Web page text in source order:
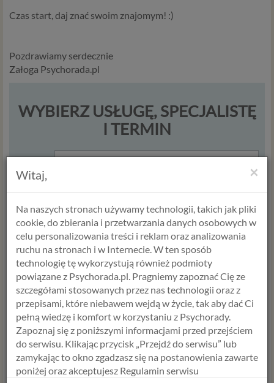
Czas start, daj znać swoim znajomym! :)
Pozdrawiamy serdecznie
Załoga Psychorada.pl
WYBIERZ USŁUGĘ, SPECJALISTĘ
I TERMIN
USŁUGA
ANETA STYŃSKA
Psycholog
Psychoterapeuta
Terapeuta par
Diagnostyka
Trener żywienia
Umów termin
ANNA JABŁOŃSKA
Psycholog
Seksuolog
Psycholog dziecięcy
Terapeuta
środowiskowy
Umów termin
×
Witaj,
Na naszych stronach używamy technologii, takich jak pliki
cookie, do zbierania i przetwarzania danych osobowych w
celu personalizowania treści i reklam oraz analizowania
ruchu na stronach i w Internecie. W ten sposób
technologię tę wykorzystują również podmioty
powiązane z Psychorada.pl. Pragniemy zapoznać Cię ze
szczegółami stosowanych przez nas technologii oraz z
przepisami, które niebawem wejdą w życie, tak aby dać Ci
pełną wiedzę i komfort w korzystaniu z Psychorady.
Zapoznaj się z poniższymi informacjami przed przejściem
do serwisu. Klikając przycisk „Przejdź do serwisu” lub
zamykając to okno zgadzasz się na postanowienia zawarte
poniżej oraz akceptujesz Regulamin serwisu